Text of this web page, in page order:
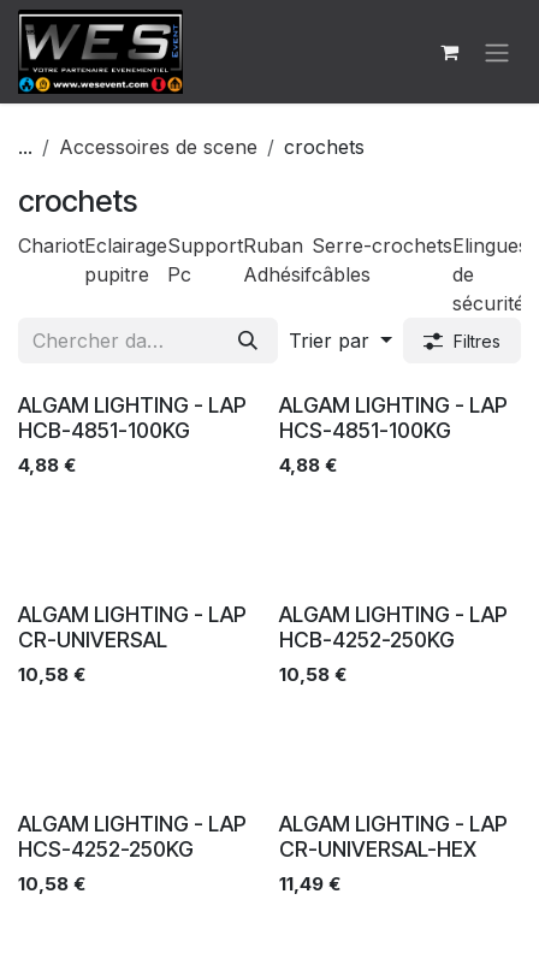
Se rendre au contenu
... Accessoires de scene crochets
crochets
ChariotEclairage
pupitre
Support
Pc
Ruban
Adhésif
Serre-
câbles
crochetsElingues
de
sécurité
Trier par
Filtres
Ventes
ALGAM LIGHTING - LAP
HCB-4851-100KG
4,88 €
Ventes
ALGAM LIGHTING - LAP
HCS-4851-100KG
4,88€
Ventes
ALGAM LIGHTING - LAP
CR-UNIVERSAL
10,58 €
Ventes
ALGAM LIGHTING - LAP
HCB-4252-250KG
10,58€
Ventes
ALGAM LIGHTING - LAP
HCS-4252-250KG
10,58 €
Ventes
ALGAM LIGHTING - LAP
CR-UNIVERSAL-HEX
11,49€